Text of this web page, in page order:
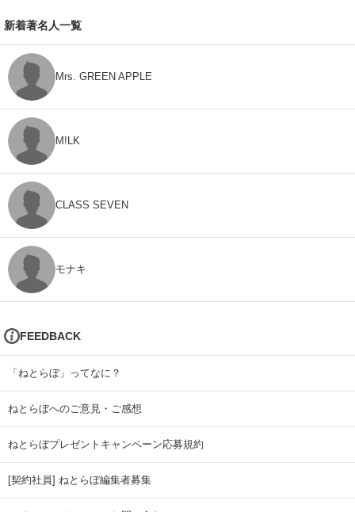
新着著名人一覧
Mrs. GREEN APPLE
M!LK
CLASS SEVEN
モナキ
FEEDBACK
「ねとらぼ」ってなに？
ねとらぼへのご意見・ご感想
ねとらぼプレゼントキャンペーン応募規約
[契約社員] ねとらぼ編集者募集